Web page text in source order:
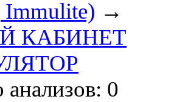
→
КАБИНЕТ
0